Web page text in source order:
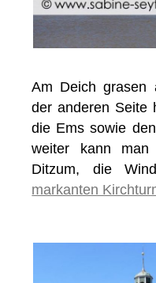
Am Deich grasen
der anderen Seite
die Ems sowie
weiter kann
Ditzum, die
markanten